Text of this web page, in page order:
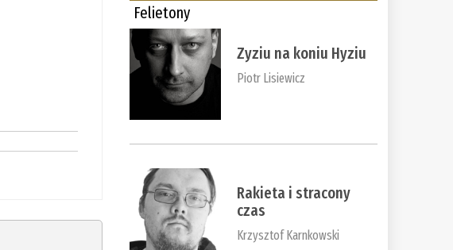
Felietony
Zyziu na koniu Hyziu
Piotr Lisiewicz
Rakieta i stracony
czas
Krzysztof Karnkowski